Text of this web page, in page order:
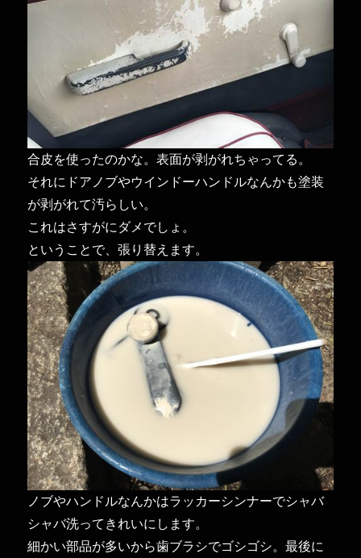
合皮を使ったのかな。表面が剥がれちゃってる。
それにドアノブやウインドーハンドルなんかも塗装
が剥がれて汚らしい。
これはさすがにダメでしょ。
ということで、張り替えます。
ノブやハンドルなんかはラッカーシンナーでシャバ
シャバ洗ってきれいにします。
細かい部品が多いから歯ブラシでゴシゴシ。最後に